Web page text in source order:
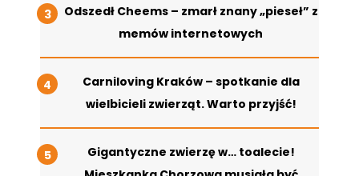
Odszedł Cheems – zmarł znany „pieseł” z
memów internetowych
Carniloving Kraków – spotkanie dla
wielbicieli zwierząt. Warto przyjść!
Gigantyczne zwierzę w… toalecie!